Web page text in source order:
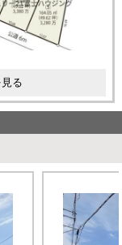
る